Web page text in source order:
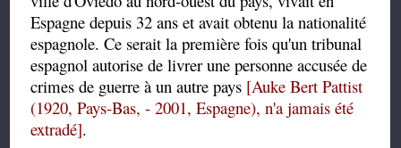
Espagne depuis 32 ans et avait obtenu la nationalité
espagnole. Ce serait la première fois qu'un tribunal
espagnol autorise de livrer une personne accusée de
crimes de guerre à un autre pays [Auke Bert Pattist
(1920, Pays-Bas, - 2001, Espagne), n'a jamais été
extradé].